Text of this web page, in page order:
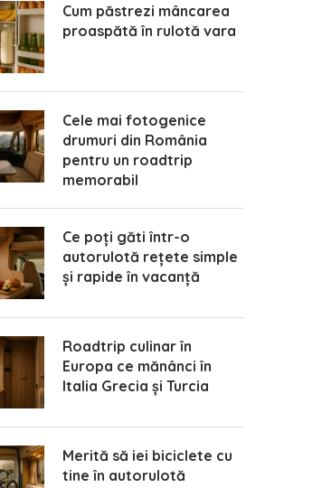
Cum păstrezi mâncarea
proaspătă în rulotă vara
Cele mai fotogenice
drumuri din România
pentru un roadtrip
memorabil
Ce poți găti într-o
autorulotă rețete simple
și rapide în vacanță
Roadtrip culinar în
Europa ce mănânci în
Italia Grecia și Turcia
Merită să iei biciclete cu
tine în autorulotă